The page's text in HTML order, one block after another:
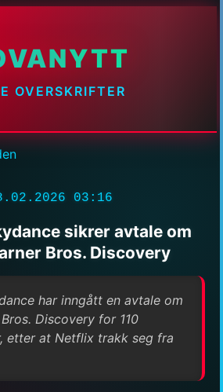
OVERSKRIFTER
03:16
sikrer avtale om
Bros. Discovery
har inngått en avtale om
Discovery for 110
etter at Netflix trakk seg fra